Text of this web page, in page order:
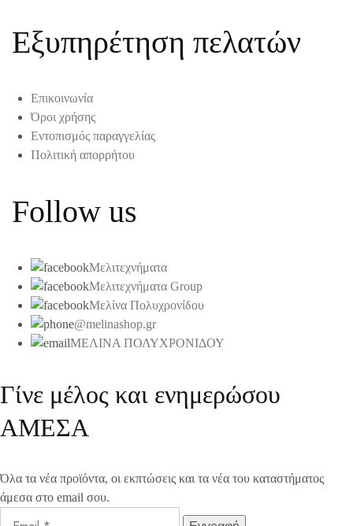
Εξυπηρέτηση πελατών
Επικοινωνία
Όροι χρήσης
Εντοπισμός παραγγελίας
Πολιτική απορρήτου
Follow us
Μελιτεχνήματα
Μελιτεχνήματα Group
Μελίνα Πολυχρονίδου
@melinashop.gr
ΜΕΛΙΝΑ ΠΟΛΥΧΡΟΝΙΔΟΥ
Γίνε μέλος και ενημερώσου
ΑΜΕΣΑ
Όλα τα νέα προϊόντα, οι εκπτώσεις και τα νέα του καταστήματος
άμεσα στο email σου.